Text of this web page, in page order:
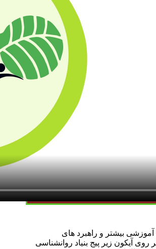
آموزشی بیشتر و راهبرد های
روی آیکون زیر پیج بنیاد روانشناسی